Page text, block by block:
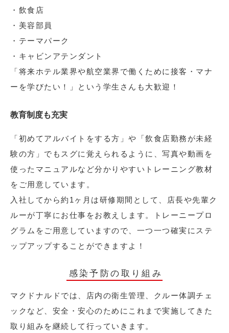
・飲食店
・美容部員
・テーマパーク
・キャビンアテンダント
「将来ホテル業界や航空業界で働くために接客・マナ
ーを学びたい！」という学生さんも大歓迎！
教育制度も充実
「初めてアルバイトをする方」や「飲食店勤務が未経
験の方」でもスグに覚えられるように、写真や動画を
使ったマニュアルなど分かりやすいトレーニング教材
をご用意しています。
入社してから約1ヶ月は研修期間として、店長や先輩ク
ルーが丁寧にお仕事をお教えします。トレーニープロ
グラムをご用意していますので、一つ一つ確実にステ
ップアップすることができますよ！
感染予防の取り組み
マクドナルドでは、店内の衛生管理、クルー体調チェ
ックなど、安全・安心のためにこれまで実施してきた
取り組みを継続して行っていきます。